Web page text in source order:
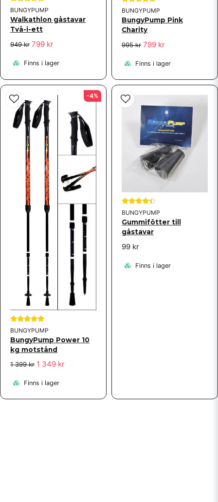
BUNGYPUMP
Walkathlon gåstavar
Två-i-ett
949 kr 799 kr
Finns i lager
BUNGYPUMP
BungyPump Pink
Charity
995 kr 799 kr
Finns i lager
BUNGYPUMP
BungyPump Power 10
kg motstånd
1 399 kr 1 349 kr
Finns i lager
-4%
BUNGYPUMP
Gummifötter till
gåstavar
99 kr
Finns i lager